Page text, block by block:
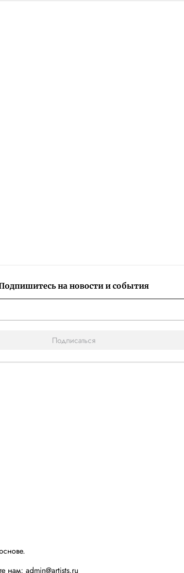
на новости и события
Подписаться
нам: admin@artists.ru